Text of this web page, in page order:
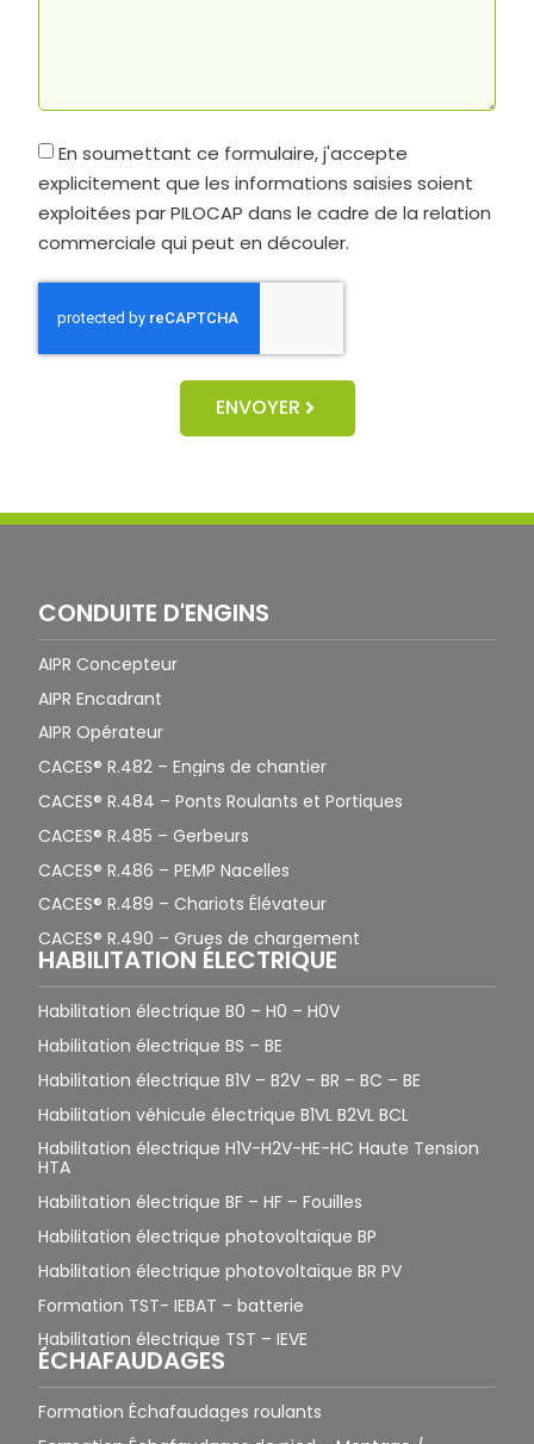
En soumettant ce formulaire, j'accepte
explicitement que les informations saisies soient
exploitées par PILOCAP dans le cadre de la relation
commerciale qui peut en découler.
ENVOYER
CONDUITE D'ENGINS
AIPR Concepteur
AIPR Encadrant
AIPR Opérateur
CACES® R.482 – Engins de chantier
CACES® R.484 – Ponts Roulants et Portiques
CACES® R.485 – Gerbeurs
CACES® R.486 – PEMP Nacelles
CACES® R.489 – Chariots Élévateur
CACES® R.490 – Grues de chargement
HABILITATION ÉLECTRIQUE
Habilitation électrique B0 – H0 – H0V
Habilitation électrique BS – BE
Habilitation électrique B1V – B2V – BR – BC – BE
Habilitation véhicule électrique B1VL B2VL BCL
Habilitation électrique H1V-H2V-HE-HC Haute Tension
HTA
Habilitation électrique BF – HF – Fouilles
Habilitation électrique photovoltaïque BP
Habilitation électrique photovoltaïque BR PV
Formation TST- IEBAT – batterie
Habilitation électrique TST – IEVE
ÉCHAFAUDAGES
Formation Échafaudages roulants